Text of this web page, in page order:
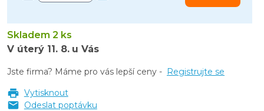
Skladem 2 ks
V úterý 11. 8. u Vás
Jste firma? Máme pro vás lepší ceny - Registrujte se
Vytisknout
Odeslat poptávku